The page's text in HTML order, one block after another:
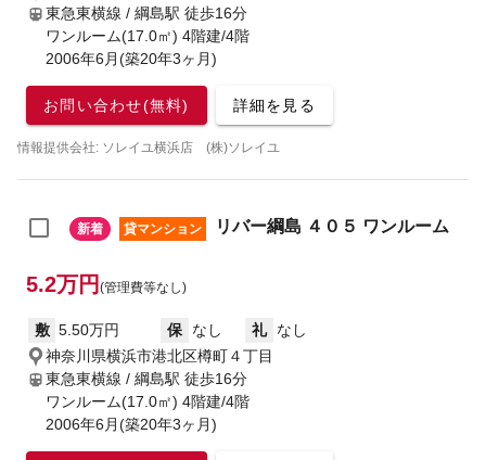
東急東横線 / 綱島駅 徒歩16分
ワンルーム(17.0㎡) 4階建/4階
2006年6月(築20年3ヶ月)
お問い合わせ(無料) 詳細を見る
情報提供会社: ソレイユ横浜店 (株)ソレイユ
新着 貸マンション リバー綱島 ４０５ ワンルーム
5.2万円 (管理費等なし)
敷 5.50万円 保 なし 礼
なし
神奈川県横浜市港北区樽町４丁目
東急東横線 / 綱島駅 徒歩16分
ワンルーム(17.0㎡) 4階建/4階
2006年6月(築20年3ヶ月)